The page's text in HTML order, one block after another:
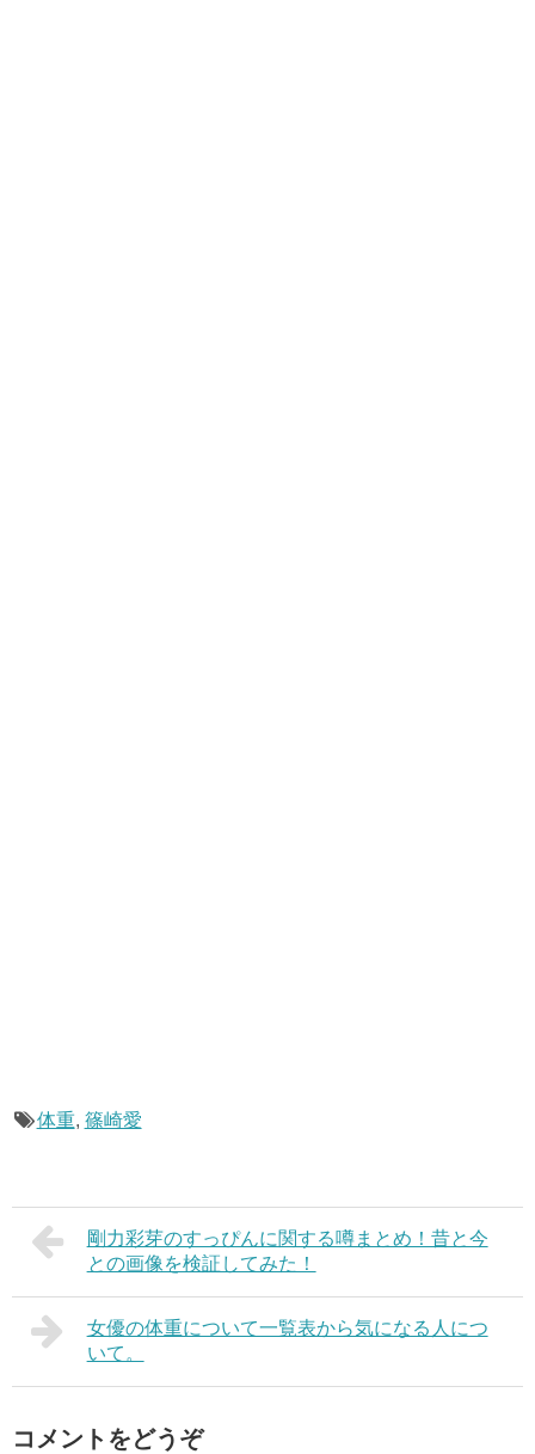
体重, 篠崎愛
剛力彩芽のすっぴんに関する噂まとめ！昔と今
との画像を検証してみた！
女優の体重について一覧表から気になる人につ
いて。
コメントをどうぞ